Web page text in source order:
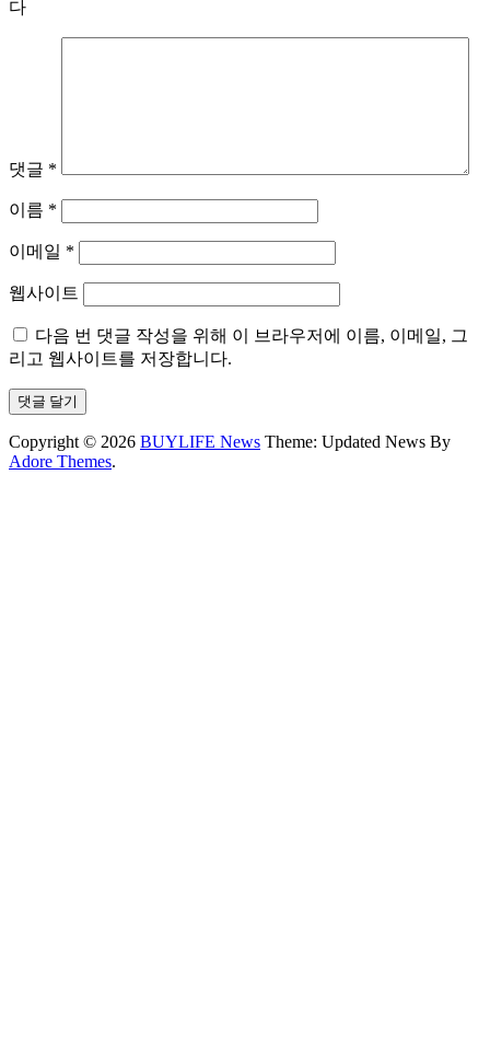
다
댓글 *
이름 *
이메일 *
웹사이트
다음 번 댓글 작성을 위해 이 브라우저에 이름, 이메일, 그
리고 웹사이트를 저장합니다.
Copyright © 2026 BUYLIFE News Theme: Updated News By
Adore Themes.